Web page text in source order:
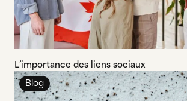
L’importance des liens sociaux
Blog